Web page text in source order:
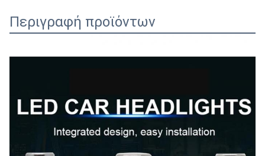
Περιγραφή προϊόντων